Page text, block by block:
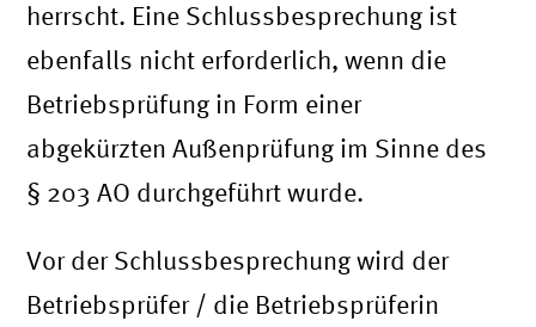
herrscht. Eine Schlussbesprechung ist
ebenfalls nicht erforderlich, wenn die
Betriebsprüfung in Form einer
abgekürzten Außenprüfung im Sinne des
§ 203 AO durchgeführt wurde.
Vor der Schlussbesprechung wird der
Betriebsprüfer / die Betriebsprüferin